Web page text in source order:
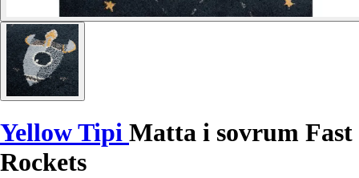
Yellow Tipi Matta i sovrum Fast
Rockets